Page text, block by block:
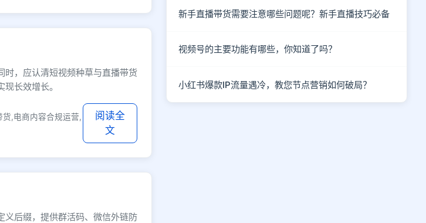
时，应认清短视频种草与直播带货
长效增长。
,电商内容合规运营,
阅读全
文
义后缀，提供群活码、微信外链防
新手直播带货需要注意哪些问题呢？新手直播技巧必备
视频号的主要功能有哪些，你知道了吗？
小红书爆款IP流量遇冷，教您节点营销如何破局？